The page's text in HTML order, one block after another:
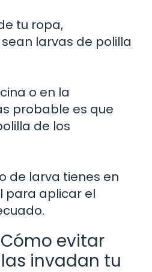
tu ropa,
larvas de polilla
o en la
probable es que
de los
de larva tienes en
para aplicar el
evitar
invadan tu